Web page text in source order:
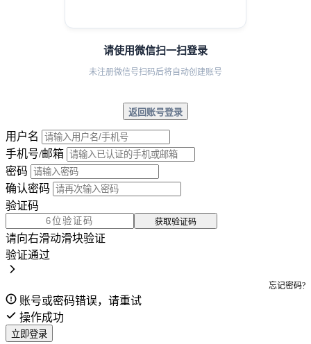
请使用微信扫一扫登录
未注册微信号扫码后将自动创建账号
返回账号登录
用户名
手机号/邮箱
密码
确认密码
验证码
获取验证码
请向右滑动滑块验证
验证通过
忘记密码?
账号或密码错误，请重试
操作成功
立即登录